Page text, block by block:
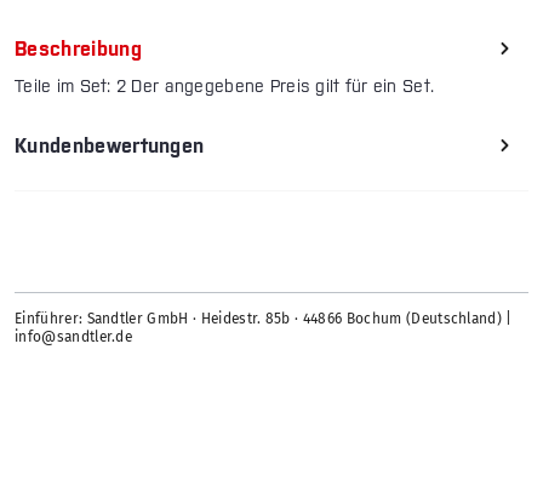
Beschreibung
Teile im Set: 2 Der angegebene Preis gilt für ein Set.
Kundenbewertungen
Einführer: Sandtler GmbH · Heidestr. 85b · 44866 Bochum (Deutschland) |
info@sandtler.de